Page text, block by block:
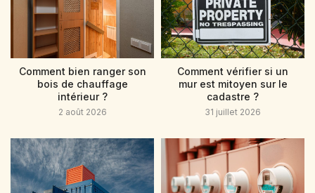
Comment bien ranger son
bois de chauffage
intérieur ?
2 août 2026
Comment vérifier si un
mur est mitoyen sur le
cadastre ?
31 juillet 2026